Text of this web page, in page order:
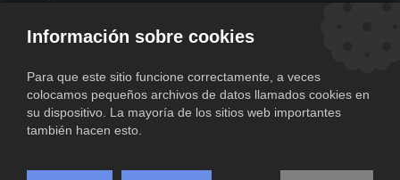
contacto@sevitec.es
Información sobre cookies
Para que este sitio funcione correctamente, a veces
colocamos pequeños archivos de datos llamados cookies en
su dispositivo. La mayoría de los sitios web importantes
también hacen esto.